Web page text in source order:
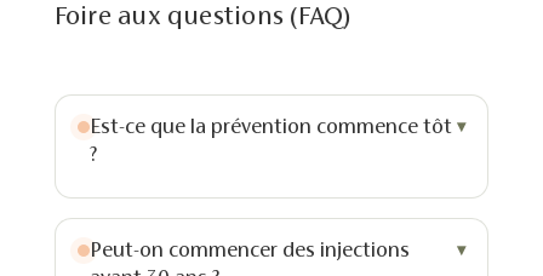
Foire aux questions (FAQ)
Est-ce que la prévention commence tôt
?
Peut-on commencer des injections